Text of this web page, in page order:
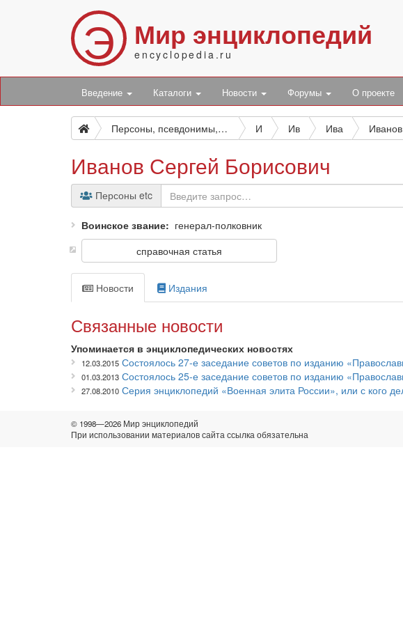
Э Мир энциклопедий
encyclopedia.ru
Введение Каталоги Новости Форумы О проекте
Персоны, псевдонимы, персонажи и боты И Ив Ива
Иванов Сергей Борисович
Персоны etc
Воинское звание
генерал-полковник
справочная статья
Новости Издания
Связанные новости
Упоминается в энциклопедических новостях
12.03.2015 Состоялось 27-е заседание советов по изданию
01.03.2013 Состоялось 25-е заседание советов по изданию
27.08.2010 Серия энциклопедий «Военная элита России», или с кого
© 1998—2026 Мир энциклопедий
При использовании материалов сайта ссылка обязательна